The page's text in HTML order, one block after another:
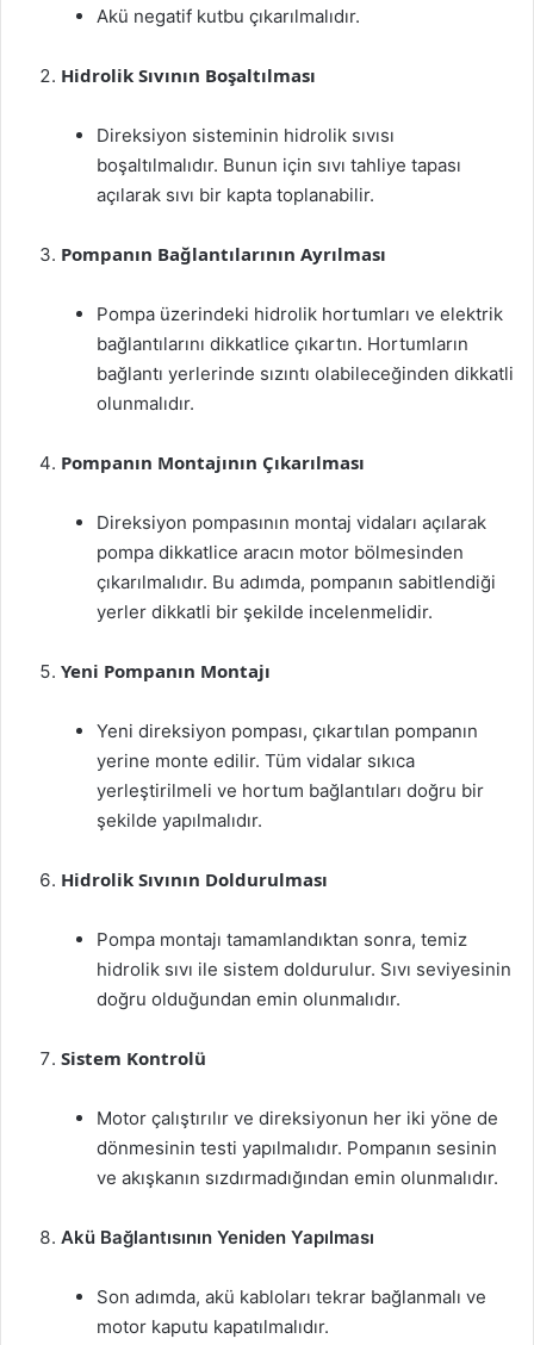
Akü negatif kutbu çıkarılmalıdır.
Hidrolik Sıvının Boşaltılması
Direksiyon sisteminin hidrolik sıvısı
boşaltılmalıdır. Bunun için sıvı tahliye tapası
açılarak sıvı bir kapta toplanabilir.
Pompanın Bağlantılarının Ayrılması
Pompa üzerindeki hidrolik hortumları ve elektrik
bağlantılarını dikkatlice çıkartın. Hortumların
bağlantı yerlerinde sızıntı olabileceğinden dikkatli
olunmalıdır.
Pompanın Montajının Çıkarılması
Direksiyon pompasının montaj vidaları açılarak
pompa dikkatlice aracın motor bölmesinden
çıkarılmalıdır. Bu adımda, pompanın sabitlendiği
yerler dikkatli bir şekilde incelenmelidir.
Yeni Pompanın Montajı
Yeni direksiyon pompası, çıkartılan pompanın
yerine monte edilir. Tüm vidalar sıkıca
yerleştirilmeli ve hortum bağlantıları doğru bir
şekilde yapılmalıdır.
Hidrolik Sıvının Doldurulması
Pompa montajı tamamlandıktan sonra, temiz
hidrolik sıvı ile sistem doldurulur. Sıvı seviyesinin
doğru olduğundan emin olunmalıdır.
Sistem Kontrolü
Motor çalıştırılır ve direksiyonun her iki yöne de
dönmesinin testi yapılmalıdır. Pompanın sesinin
ve akışkanın sızdırmadığından emin olunmalıdır.
Akü Bağlantısının Yeniden Yapılması
Son adımda, akü kabloları tekrar bağlanmalı ve
motor kaputu kapatılmalıdır.